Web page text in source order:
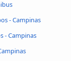
- Campinas
- Campinas